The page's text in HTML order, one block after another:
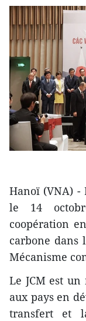
Hanoï (VNA) -
le 14
coopération
carbone
Mécanisme
Le JCM est un
aux pays en
transfert et